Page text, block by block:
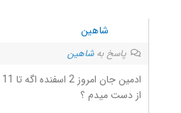
شاهین
پاسخ بهشاهین
از دست میدم ؟